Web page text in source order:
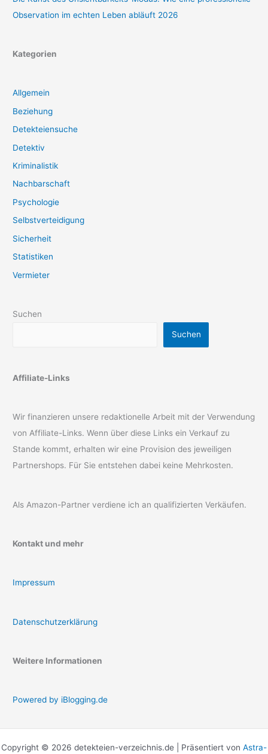
Observation im echten Leben abläuft 2026
Kategorien
Allgemein
Beziehung
Detekteiensuche
Detektiv
Kriminalistik
Nachbarschaft
Psychologie
Selbstverteidigung
Sicherheit
Statistiken
Vermieter
Suchen
Suchen
Affiliate-Links
Wir finanzieren unsere redaktionelle Arbeit mit der Verwendung
von Affiliate-Links. Wenn über diese Links ein Verkauf zu
Stande kommt, erhalten wir eine Provision des jeweiligen
Partnershops. Für Sie entstehen dabei keine Mehrkosten.
Als Amazon-Partner verdiene ich an qualifizierten Verkäufen.
Kontakt und mehr
Impressum
Datenschutzerklärung
Weitere Informationen
Powered by iBlogging.de
Copyright © 2026 detekteien-verzeichnis.de | Präsentiert von Astra-